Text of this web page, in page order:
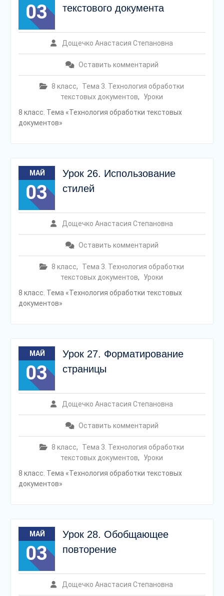
03 текстового документа
Дощечко Анастасия Степановна
Оставить комментарий
8 класс,
Тема 3. Технология обработки
текстовых документов,
Уроки
8 класс. Тема «Технология обработки текстовых
документов»
МАЙ
03
Урок 26. Использование
стилей
Дощечко Анастасия Степановна
Оставить комментарий
8 класс,
Тема 3. Технология обработки
текстовых документов,
Уроки
8 класс. Тема «Технология обработки текстовых
документов»
МАЙ
03
Урок 27. Форматирование
страницы
Дощечко Анастасия Степановна
Оставить комментарий
8 класс,
Тема 3. Технология обработки
текстовых документов,
Уроки
8 класс. Тема «Технология обработки текстовых
документов»
МАЙ
03
Урок 28. Обобщающее
повторение
Дощечко Анастасия Степановна